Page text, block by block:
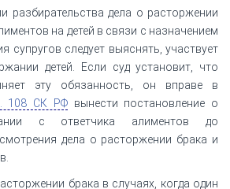
разбирательства дела о расторжении
на детей в связи с назначением
супругов следует выяснять, участвует
детей. Если суд установит, что
эту обязанность, он вправе в
108 СК РФвынести постановление о
с ответчика алиментов до
дела о расторжении брака и
брака в случаях, когда один